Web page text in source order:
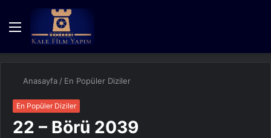
Menü
Anasayfa / En Popüler Diziler
En Popüler Diziler
22 – Börü 2039